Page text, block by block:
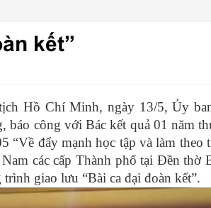
kết”
Hồ Chí Minh, ngày 13/5, Ủy
công với Bác kết quả 01 năm
đẩy mạnh học tập và làm theo
các cấp Thành phố tại Đền thờ
giao lưu “Bài ca đại đoàn kết”.